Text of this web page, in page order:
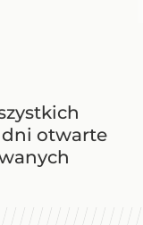
dni otwarte